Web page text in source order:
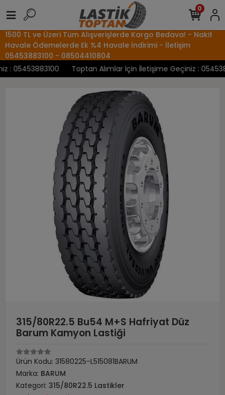
1500 TL ve Üzeri Tüm Alışverişlerde Kargo Bedava! - Nakit
Havale Ödemelerde Ek %4 Havale İndirimi - İletişim
05453883100 - 08504410804
05453883100
Toptan Alımlar İçin İletişime Geçiniz :
0
315/80R22.5 Bu54 M+S Hafriyat Düz
Barum Kamyon Lastiği
Ürün Kodu: 31580225-L515081BARUM
Marka: BARUM
Kategori: 315/80R22.5 Lastikler